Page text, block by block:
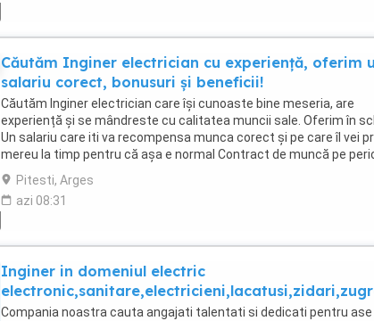
Căutăm Inginer electrician cu experiență, oferim
salariu corect, bonusuri și beneficii!
Căutăm Inginer electrician care își cunoaste bine meseria, are
experiență și se mândreste cu calitatea muncii sale. Oferim în
Un salariu care iti va recompensa munca corect și pe care îl vei
mereu la timp pentru că așa e normal Contract de muncă pe
nedeterminată. Iți respectăm ...
Pitesti, Arges
azi 08:31
Inginer in domeniul electric
Compania noastra cauta angajati talentati si dedicati pentru ase